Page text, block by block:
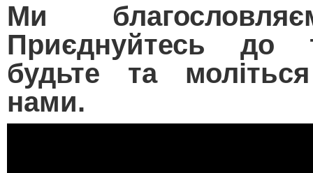
Ми
Приєднуйтесь до
будьте та
нами.